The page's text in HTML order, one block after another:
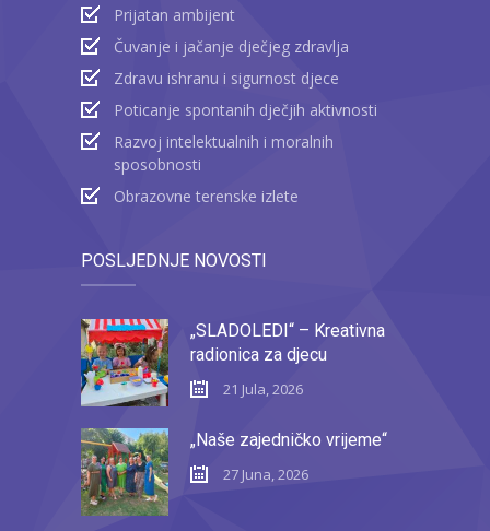
Prijatan ambijent
Čuvanje i jačanje dječjeg zdravlja
Zdravu ishranu i sigurnost djece
Poticanje spontanih dječjih aktivnosti
Razvoj intelektualnih i moralnih
sposobnosti
Obrazovne terenske izlete
POSLJEDNJE NOVOSTI
„SLADOLEDI“ – Kreativna
radionica za djecu
21 Jula, 2026
„Naše zajedničko vrijeme“
27 Juna, 2026